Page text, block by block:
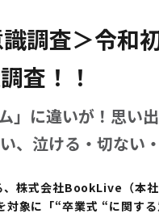
調査＞令和
査！！
」に違いが！思い
、泣ける・切ない
株式会社BookLive（本
象に「“卒業式 “に関する